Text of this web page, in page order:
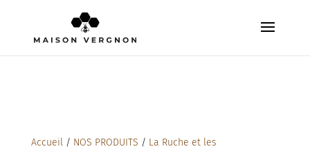
Accueil/ NOS PRODUITS / La Ruche et les